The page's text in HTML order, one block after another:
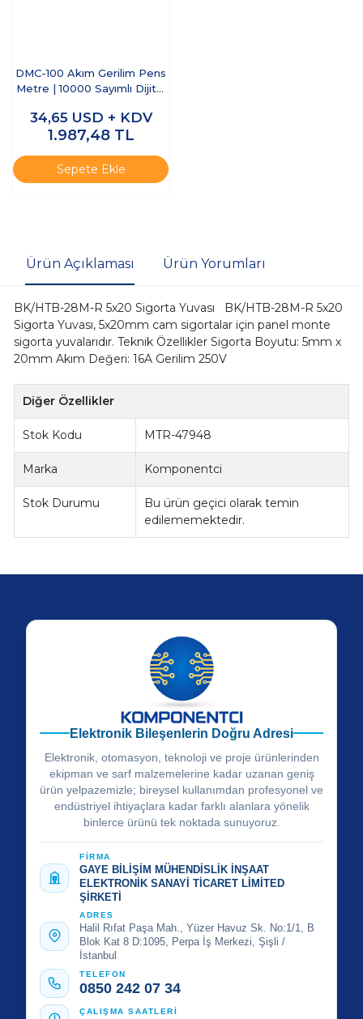
DMC-100 Akım Gerilim Pens
Metre | 10000 Sayımlı Dijital
34,65 USD + KDV
1.987,48 TL
Sepete Ekle
Ürün Açıklaması Ürün Yorumları
BK/HTB-28M-R 5x20 Sigorta Yuvası BK/HTB-28M-R 5x20
Sigorta Yuvası, 5x20mm cam sigortalar için panel monte
sigorta yuvalarıdır. Teknik Özellikler Sigorta Boyutu: 5mm x
20mm Akım Değeri: 16A Gerilim 250V
Diğer Özellikler
Stok Kodu MTR-47948
Marka Komponentci
Stok Durumu
Bu ürün geçici olarak temin
edilememektedir.
Elektronik Bileşenlerin Doğru Adresi
Elektronik, otomasyon, teknoloji ve proje ürünlerinden
ekipman ve sarf malzemelerine kadar uzanan geniş
ürün yelpazemizle; bireysel kullanımdan profesyonel ve
endüstriyel ihtiyaçlara kadar farklı alanlara yönelik
binlerce ürünü tek noktada sunuyoruz.
FİRMA
GAYE BİLİŞİM MÜHENDİSLİK İNŞAAT
ELEKTRONİK SANAYİ TİCARET LİMİTED
ŞİRKETİ
ADRES
Halil Rıfat Paşa Mah., Yüzer Havuz Sk. No:1/1, B
Blok Kat 8 D:1095, Perpa İş Merkezi, Şişli /
İstanbul
TELEFON
0850 242 07 34
ÇALIŞMA SAATLERİ